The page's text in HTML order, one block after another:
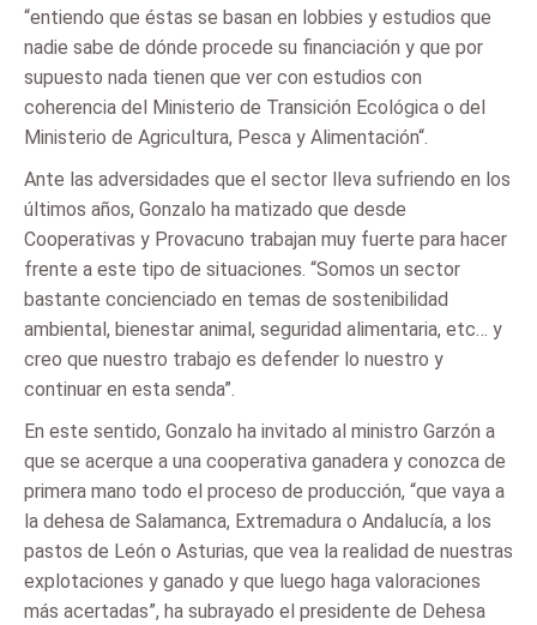
“entiendo que éstas se basan en lobbies y estudios que
nadie sabe de dónde procede su financiación y que por
supuesto nada tienen que ver con estudios con
coherencia del Ministerio de Transición Ecológica o del
Ministerio de Agricultura, Pesca y Alimentación“.
Ante las adversidades que el sector lleva sufriendo en los
últimos años, Gonzalo ha matizado que desde
Cooperativas y Provacuno trabajan muy fuerte para hacer
frente a este tipo de situaciones. “Somos un sector
bastante concienciado en temas de sostenibilidad
ambiental, bienestar animal, seguridad alimentaria, etc… y
creo que nuestro trabajo es defender lo nuestro y
continuar en esta senda”.
En este sentido, Gonzalo ha invitado al ministro Garzón a
que se acerque a una cooperativa ganadera y conozca de
primera mano todo el proceso de producción, “que vaya a
la dehesa de Salamanca, Extremadura o Andalucía, a los
pastos de León o Asturias, que vea la realidad de nuestras
explotaciones y ganado y que luego haga valoraciones
más acertadas”, ha subrayado el presidente de Dehesa